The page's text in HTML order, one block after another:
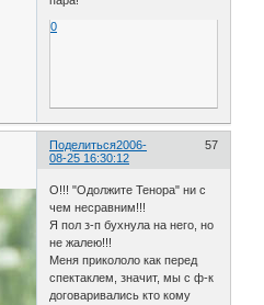
0
Поделиться 57
2006-
08-25 16:30:12
О!!! "Одолжите Тенора" ни с
чем несравним!!!
Я пол з-п бухнула на него, но
не жалею!!!
Меня прикололо как перед
спектаклем, значит, мы с ф-к
договаривались кто кому